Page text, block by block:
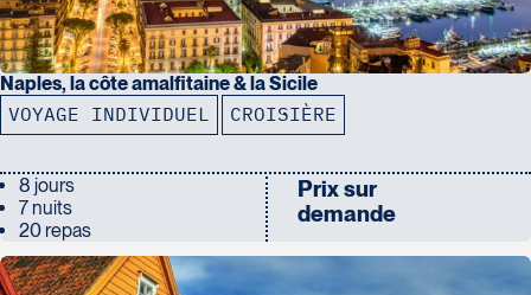
Naples, la côte amalfitaine & la Sicile
VOYAGE INDIVIDUEL CROISIÈRE
8 jours
7 nuits
20 repas
Prix sur
demande